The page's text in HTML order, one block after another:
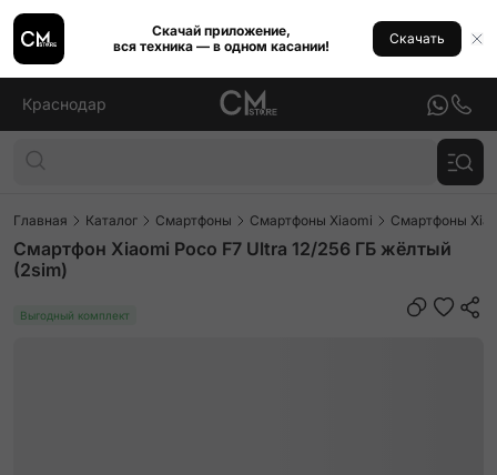
Скачай приложение,
вся техника — в одном касании!
Скачать
Краснодар
Главная Каталог Смартфоны Смартфоны Xiaomi Смартфоны
Смартфон Xiaomi Poco F7 Ultra 12/256 ГБ жёлтый
(2sim)
Выгодный комплект